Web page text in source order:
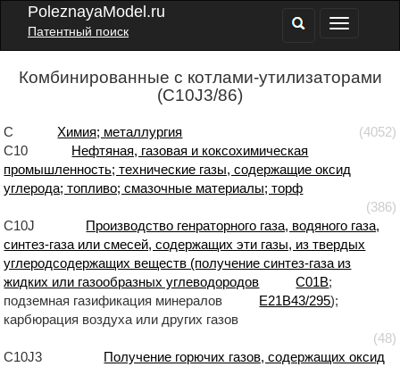
PoleznayaModel.ru
Патентный поиск
Комбинированные с котлами-утилизаторами
(C10J3/86)
C Химия; металлургия
(4052)
C10
Нефтяная, газовая и коксохимическая
промышленность; технические газы, содержащие оксид
углерода; топливо; смазочные материалы; торф
(386)
C10J
Производство генраторного газа, водяного газа,
синтез-газа или смесей, содержащих эти газы, из твердых
углеродсодержащих веществ (получение синтез-газа из
жидких или газообразных углеводородов
C01B;
подземная газификация минералов
E21B43/295);
карбюрация воздуха или других газов
(48)
C10J3
Получение горючих газов, содержащих оксид